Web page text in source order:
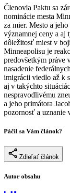
Členovia Paktu sa
nominácie mesta
za mier. Mesto a
významnej ceny a aj
dôležitosť miest v
Minneapolisu je
predovšetkým práve
nasadenie
imigrácii viedlo až k
aj v takýchto
nespravodlivému
a jeho primátora
pozornosť a uznanie
Páčil sa Vám článok?
Zdieľať článok
Autor obsahu